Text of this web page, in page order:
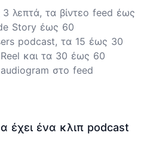
λεπτά, τα βίντεο feed έως
Story έως 60
podcast, τα 15 έως 30
και τα 30 έως 60
στο feed
έχει ένα κλιπ podcast